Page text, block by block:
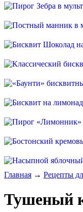
Главная → Рецепты
Тушеный